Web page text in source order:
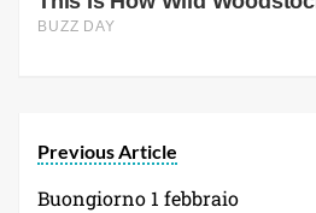
Previous Article
Buongiorno 1 febbraio